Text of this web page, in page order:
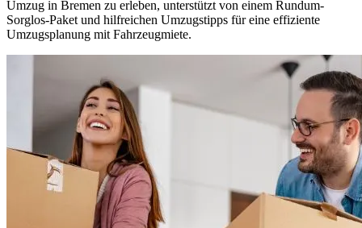
Umzug in Bremen zu erleben, unterstützt von einem Rundum-
Sorglos-Paket und hilfreichen Umzugstipps für eine effiziente
Umzugsplanung mit Fahrzeugmiete.